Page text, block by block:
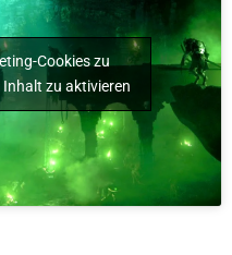
Cookies zu
zu aktivieren